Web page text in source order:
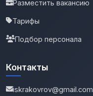
Разместить вакансию
Тарифы
Подбор персонала
Контакты
iskrakovrov@gmail.com